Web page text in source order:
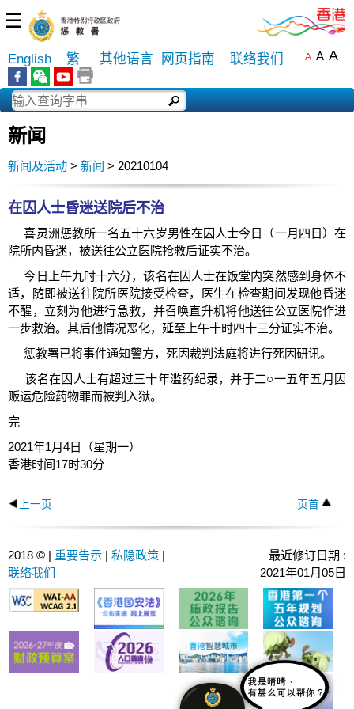
☰
English 繁 其他语言 网页指南 联络我们 A A A
新闻
新闻及活动 > 新闻 > 20210104
在囚人士昏迷送院后不治
喜灵洲惩教所一名五十六岁男性在囚人士今日（一月四日）在
院所内昏迷，被送往公立医院抢救后证实不治。
今日上午九时十六分，该名在囚人士在饭堂内突然感到身体不
适，随即被送往院所医院接受检查，医生在检查期间发现他昏迷
不醒，立刻为他进行急救，并召唤直升机将他送往公立医院作进
一步救治。其后他情况恶化，延至上午十时四十三分证实不治。
惩教署已将事件通知警方，死因裁判法庭将进行死因研讯。
该名在囚人士有超过三十年滥药纪录，并于二○一五年五月因
贩运危险药物罪而被判入狱。
完
2021年1月4日（星期一）
香港时间17时30分
上一页 页首
2018 © | 重要告示 | 私隐政策 |
联络我们
最近修订日期 :
2021年01月05日